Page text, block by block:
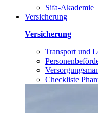
Sifa-Akademie
Versicherung
Versicherung
Transport und
Checkliste